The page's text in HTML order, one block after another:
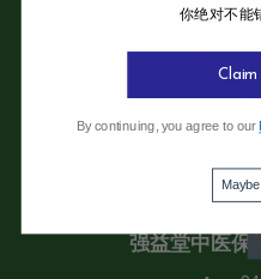
强益堂
强益堂全息
11600
09:30
强益堂中医保
你绝对不能
Claim
By continuing, you agree to our